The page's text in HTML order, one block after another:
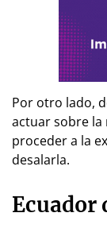
Por otro lado,
actuar sobre la
proceder a la
desalarla.
Ecuador